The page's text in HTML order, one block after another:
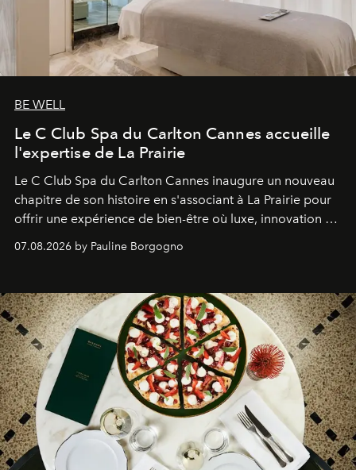
BE WELL
Le C Club Spa du Carlton Cannes accueille
l'expertise de La Prairie
Le C Club Spa du Carlton Cannes inaugure un nouveau
chapitre de son histoire en s'associant à La Prairie pour
offrir une expérience de bien-être où luxe, innovation et
07.08.2026 by Pauline Borgogno